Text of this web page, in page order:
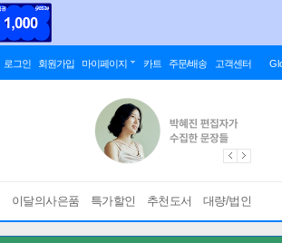
로그인 회원가입 마이페이지 카트 주문/배송 고객센터
이달의사은품 특가할인 추천도서 대량/법인